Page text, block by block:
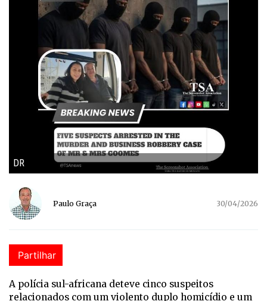
DR
Paulo Graça 30/04/2026
Partilhar
A polícia sul-africana deteve cinco suspeitos
relacionados com um violento duplo homicídio e um